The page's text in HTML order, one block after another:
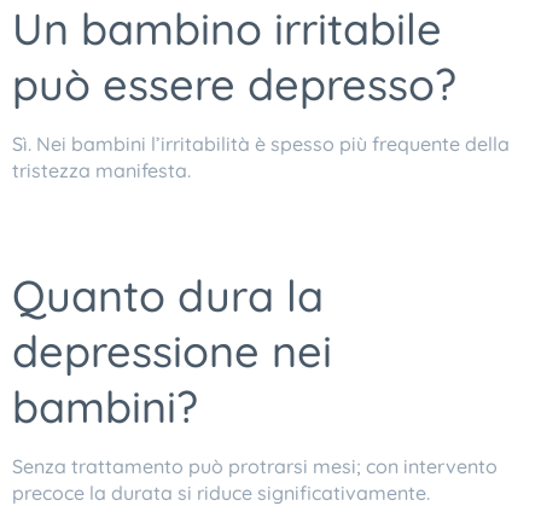
Un bambino irritabile
può essere depresso?
Sì. Nei bambini l’irritabilità è spesso più frequente della
tristezza manifesta.
Quanto dura la
depressione nei
bambini?
Senza trattamento può protrarsi mesi; con intervento
precoce la durata si riduce significativamente.